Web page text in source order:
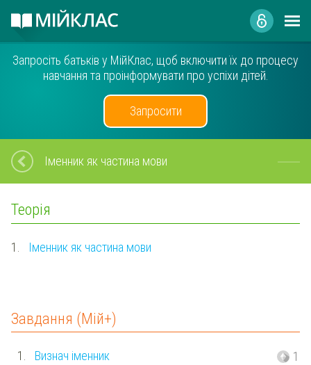
Запросіть батьків у МійКлас, щоб включити їх до процесу
навчання та проінформувати про успіхи дітей.
Запросити
Іменник як частина мови
Теорія
1. Іменник як частина мови
Завдання (Мій+)
1. Визнач іменник 1